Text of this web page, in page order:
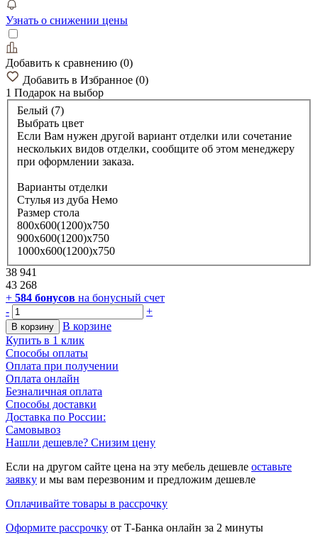
Узнать о снижении цены
Добавить к сравнению (0)
Добавить в Избранное (0)
1 Подарок на выбор
Белый (7)
Выбрать цвет
Если Вам нужен другой вариант отделки или сочетание
нескольких видов отделки, сообщите об этом менеджеру
при оформлении заказа.
Варианты отделки
Стулья из дуба Немо
Размер стола
800х600(1200)х750
900х600(1200)х750
1000х600(1200)х750
38 941
43 268
+ 584 бонусов на бонусный счет
-
+
В корзину
В корзине
Купить в 1 клик
Способы оплаты
Оплата при получении
Оплата онлайн
Безналичная оплата
Способы доставки
Доставка по России:
Самовывоз
Нашли дешевле? Снизим цену
Если на другом сайте цена на эту мебель дешевле оставьте
заявку и мы вам перезвоним и предложим дешевле
Оплачивайте товары в рассрочку
Оформите рассрочку от Т-Банка онлайн за 2 минуты